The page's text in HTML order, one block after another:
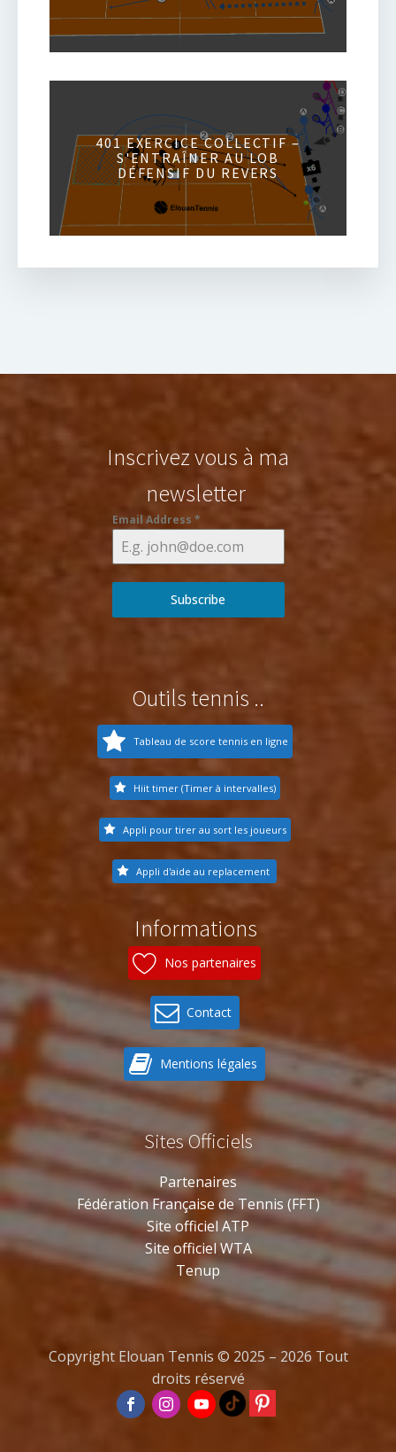
401 EXERCICE COLLECTIF –
S'ENTRAÎNER AU LOB
DÉFENSIF DU REVERS
Inscrivez vous à ma
newsletter
Email Address *
Subscribe
Outils tennis ..
Tableau de score tennis en ligne
Hiit timer (Timer à intervalles)
Appli pour tirer au sort les joueurs
Appli d'aide au replacement
Informations
Nos partenaires
Contact
Mentions légales
Sites Officiels
Partenaires
Fédération Française de Tennis (FFT)
Site officiel ATP
Site officiel WTA
Tenup
Copyright Elouan Tennis © 2025 – 2026 Tout
droits réservé